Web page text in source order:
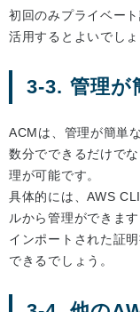
初回のみプライベー
活用するとよいでしょ
3-3. 管理が
ACMは、管理が簡単
数分でできるだけで
理が可能です。
具体的には、AWS
ルから管理ができま
インポートされた証
できるでしょう。